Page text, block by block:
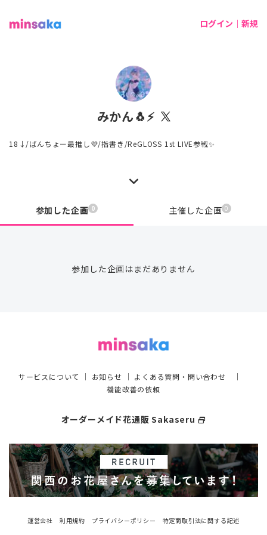
ログイン｜新規
みかん🐧⚡
18↓/ばんちょー最推し💜/指書き/ReGLOSS 1st LIVE参戦✨
参加した企画 0 主催した企画 0
参加した企画はまだありません
サービスについて ｜ お知らせ ｜ よくある質問・問い合わせ ｜
機能改善の依頼
オーダーメイド花通販 Sakaseru select_window
運営会社 利用規約 プライバシーポリシー
特定商取引法に関する記述